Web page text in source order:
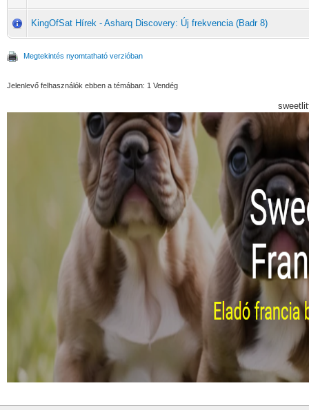
KingOfSat Hírek - Asharq Discovery: Új frekvencia (Badr 8)
Megtekintés nyomtatható verzióban
Jelenlevő felhasználók ebben a témában: 1 Vendég